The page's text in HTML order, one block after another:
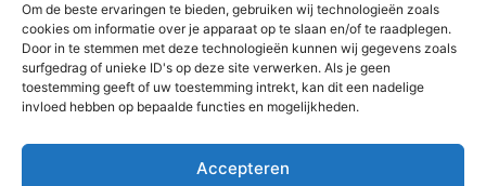
Om de beste ervaringen te bieden, gebruiken wij technologieën zoals
cookies om informatie over je apparaat op te slaan en/of te raadplegen.
Door in te stemmen met deze technologieën kunnen wij gegevens zoals
surfgedrag of unieke ID's op deze site verwerken. Als je geen
toestemming geeft of uw toestemming intrekt, kan dit een nadelige
invloed hebben op bepaalde functies en mogelijkheden.
Accepteren
Stichting Baan Phak Phing
NL47 ABNA 0514 4992 57
ANBI – Algemeen Nut Beogende Instelling
KVK: 08164889
Stichting Baan Phak Phing
Veldkersmeen 61